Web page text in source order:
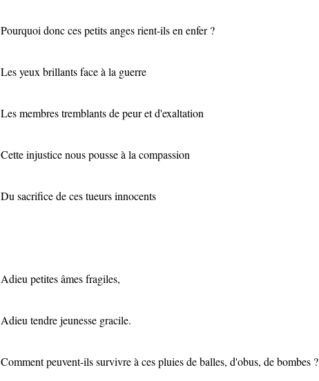
Pourquoi donc ces petits anges rient-ils en enfer ?
Les yeux brillants face à la guerre
Les membres tremblants de peur et d'exaltation
Cette injustice nous pousse à la compassion
Du sacrifice de ces tueurs innocents
Adieu petites âmes fragiles,
Adieu tendre jeunesse gracile.
Comment peuvent-ils survivre à ces pluies de balles, d'obus, de bombes ?